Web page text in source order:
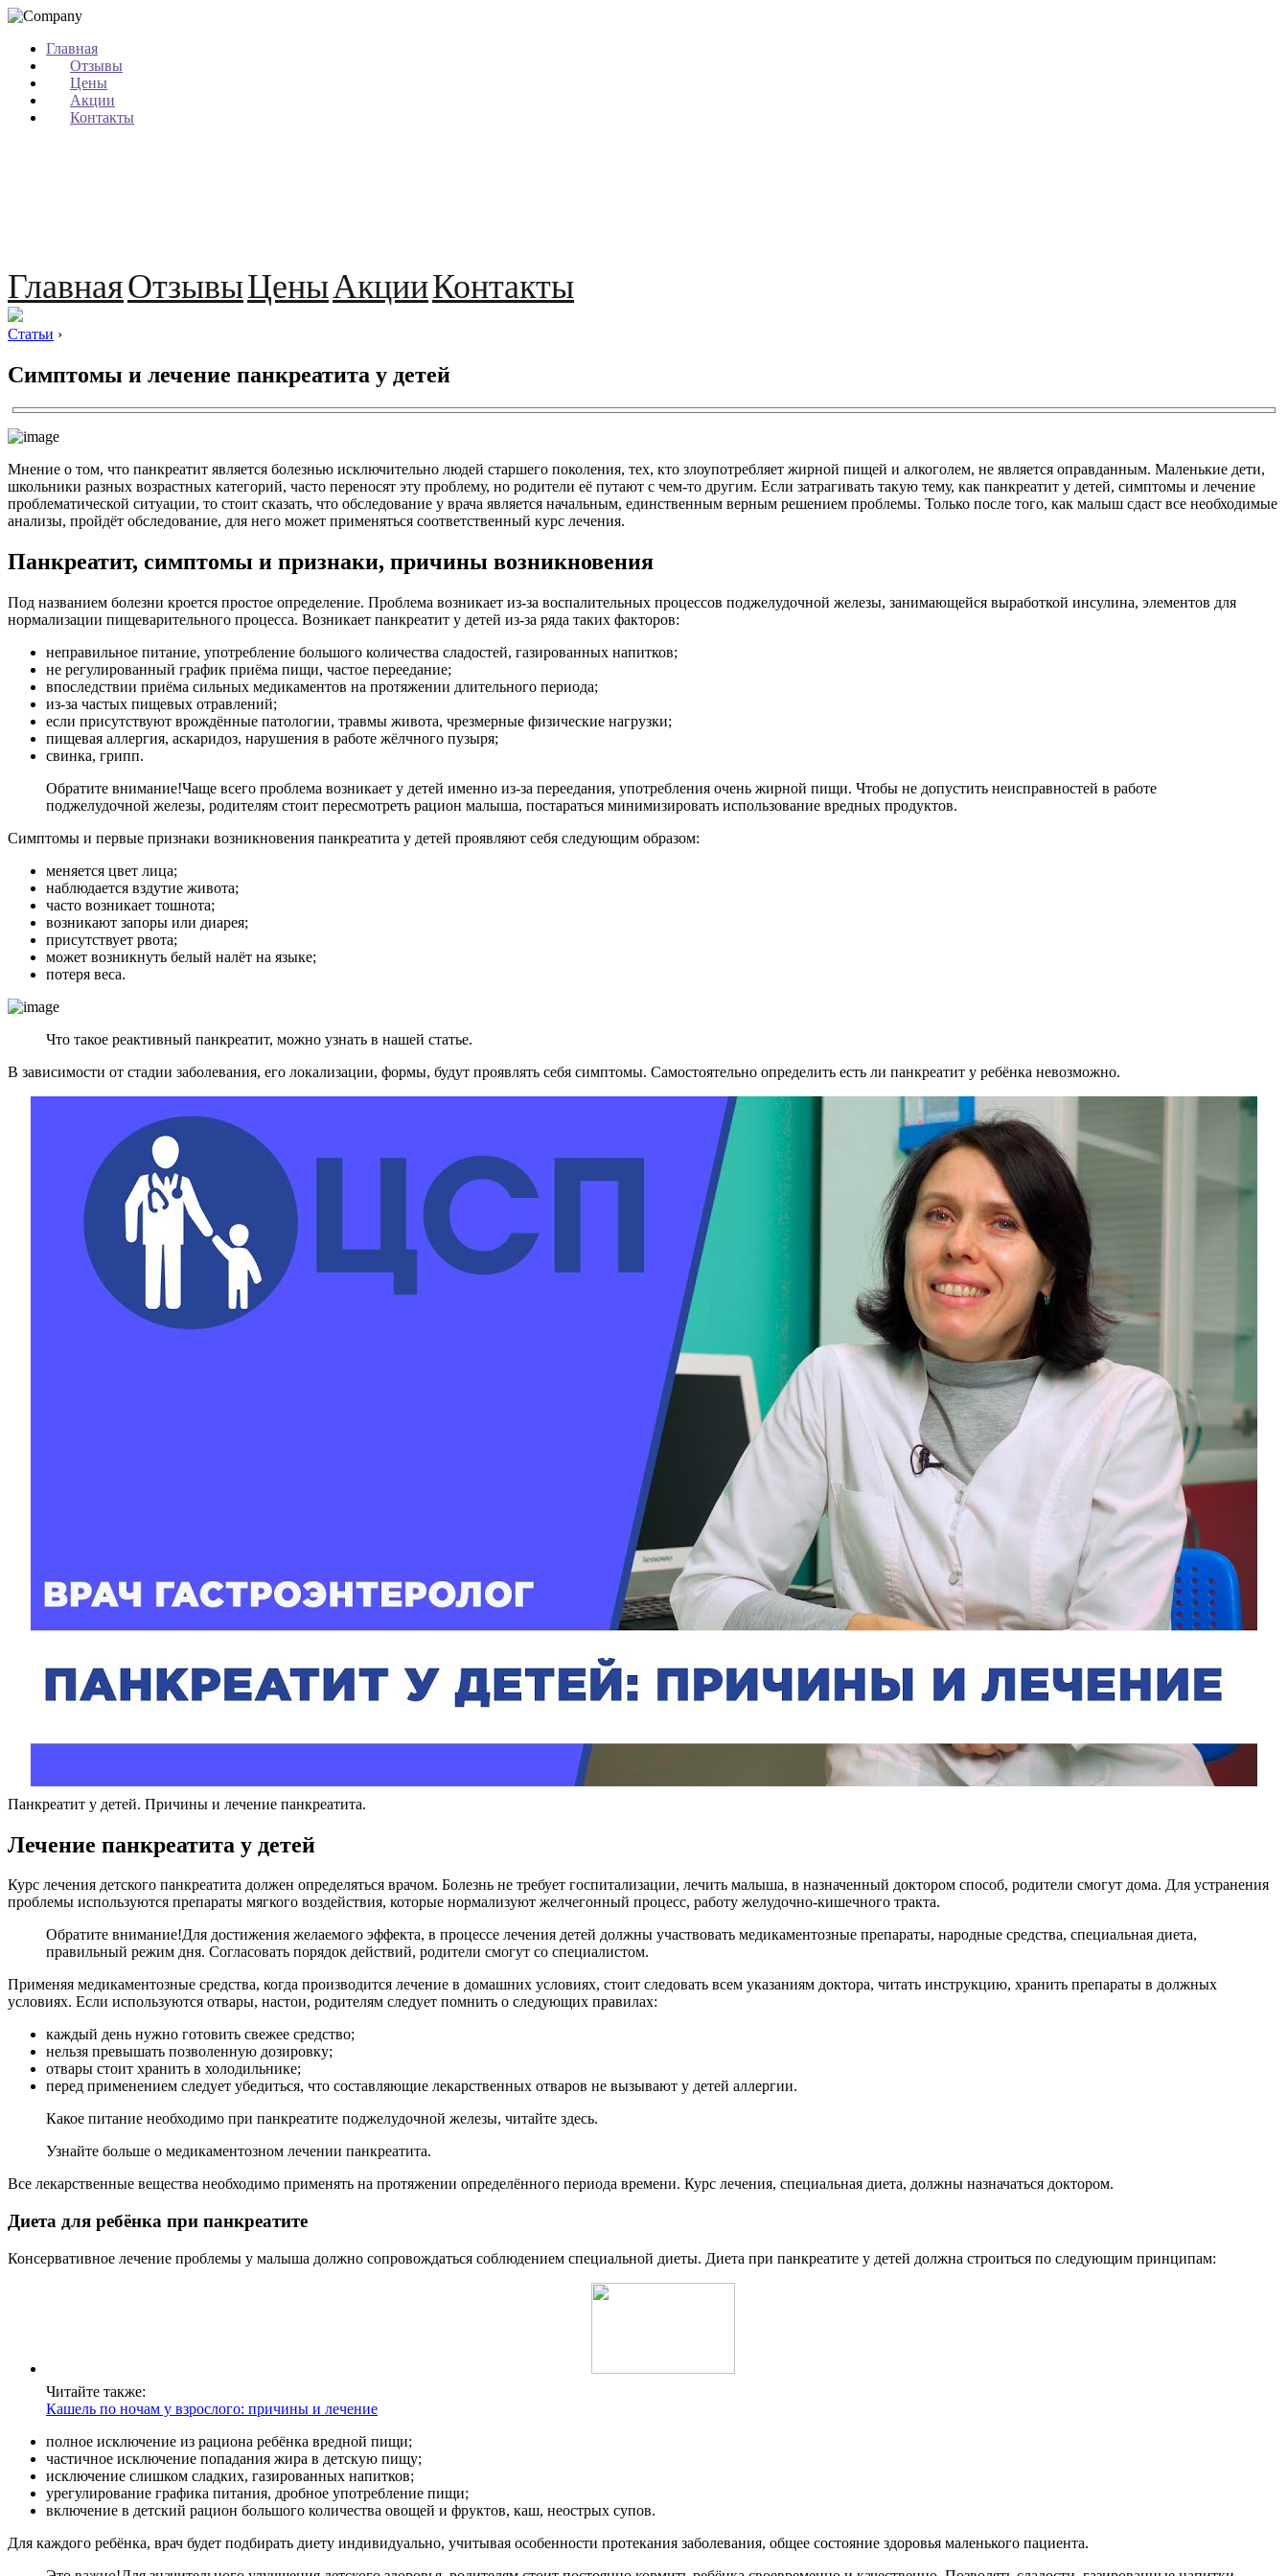
Главная
Отзывы
Цены
Акции
Контакты
ГлавнаяОтзывыЦеныАкцииКонтакты
Статьи ›
Симптомы и лечение панкреатита у детей
Мнение о том, что панкреатит является болезнью исключительно людей старшего поколения, тех, кто злоупотребляет жирной пищей и алкоголем, не является оправданным. Маленькие дети,
школьники разных возрастных категорий, часто переносят эту проблему, но родители её путают с чем-то другим. Если затрагивать такую тему, как панкреатит у детей, симптомы и лечение
проблематической ситуации, то стоит сказать, что обследование у врача является начальным, единственным верным решением проблемы. Только после того, как малыш сдаст все необходимые
анализы, пройдёт обследование, для него может применяться соответственный курс лечения.
Панкреатит, симптомы и признаки, причины возникновения
Под названием болезни кроется простое определение. Проблема возникает из-за воспалительных процессов поджелудочной железы, занимающейся выработкой инсулина, элементов для
нормализации пищеварительного процесса. Возникает панкреатит у детей из-за ряда таких факторов:
неправильное питание, употребление большого количества сладостей, газированных напитков;
не регулированный график приёма пищи, частое переедание;
впоследствии приёма сильных медикаментов на протяжении длительного периода;
из-за частых пищевых отравлений;
если присутствуют врождённые патологии, травмы живота, чрезмерные физические нагрузки;
пищевая аллергия, аскаридоз, нарушения в работе жёлчного пузыря;
свинка, грипп.
Обратите внимание!Чаще всего проблема возникает у детей именно из-за переедания, употребления очень жирной пищи. Чтобы не допустить неисправностей в работе
поджелудочной железы, родителям стоит пересмотреть рацион малыша, постараться минимизировать использование вредных продуктов.
Симптомы и первые признаки возникновения панкреатита у детей проявляют себя следующим образом:
меняется цвет лица;
наблюдается вздутие живота;
часто возникает тошнота;
возникают запоры или диарея;
присутствует рвота;
может возникнуть белый налёт на языке;
потеря веса.
Что такое реактивный панкреатит, можно узнать в нашей статье.
В зависимости от стадии заболевания, его локализации, формы, будут проявлять себя симптомы. Самостоятельно определить есть ли панкреатит у ребёнка невозможно.
Панкреатит у детей. Причины и лечение панкреатита.
Лечение панкреатита у детей
Курс лечения детского панкреатита должен определяться врачом. Болезнь не требует госпитализации, лечить малыша, в назначенный доктором способ, родители смогут дома. Для устранения
проблемы используются препараты мягкого воздействия, которые нормализуют желчегонный процесс, работу желудочно-кишечного тракта.
Обратите внимание!Для достижения желаемого эффекта, в процессе лечения детей должны участвовать медикаментозные препараты, народные средства, специальная диета,
правильный режим дня. Согласовать порядок действий, родители смогут со специалистом.
Применяя медикаментозные средства, когда производится лечение в домашних условиях, стоит следовать всем указаниям доктора, читать инструкцию, хранить препараты в должных
условиях. Если используются отвары, настои, родителям следует помнить о следующих правилах:
каждый день нужно готовить свежее средство;
нельзя превышать позволенную дозировку;
отвары стоит хранить в холодильнике;
перед применением следует убедиться, что составляющие лекарственных отваров не вызывают у детей аллергии.
Какое питание необходимо при панкреатите поджелудочной железы, читайте здесь.
Узнайте больше о медикаментозном лечении панкреатита.
Все лекарственные вещества необходимо применять на протяжении определённого периода времени. Курс лечения, специальная диета, должны назначаться доктором.
Диета для ребёнка при панкреатите
Консервативное лечение проблемы у малыша должно сопровождаться соблюдением специальной диеты. Диета при панкреатите у детей должна строиться по следующим принципам:
Читайте также:
Кашель по ночам у взрослого: причины и лечение
полное исключение из рациона ребёнка вредной пищи;
частичное исключение попадания жира в детскую пищу;
исключение слишком сладких, газированных напитков;
урегулирование графика питания, дробное употребление пищи;
включение в детский рацион большого количества овощей и фруктов, каш, неострых супов.
Для каждого ребёнка, врач будет подбирать диету индивидуально, учитывая особенности протекания заболевания, общее состояние здоровья маленького пациента.